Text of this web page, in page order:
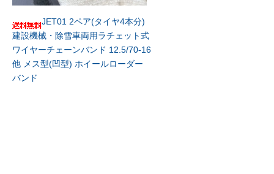
JET01 2ペア(タイヤ4本分)
建設機械・除雪車両用ラチェット式
ワイヤーチェーンバンド 12.5/70-16
他 メス型(凹型) ホイールローダー
バンド